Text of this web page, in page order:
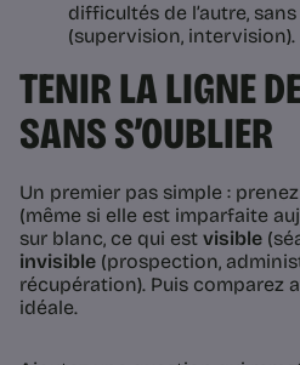
difficultés de l’autre,
(supervision, intervision).
TENIR LA LIGNE
SANS S’OUBLIER
Un premier pas simple :
(même si elle est imparfaite
sur blanc, ce qui est visible
invisible (prospection,
récupération). Puis comparez
idéale.